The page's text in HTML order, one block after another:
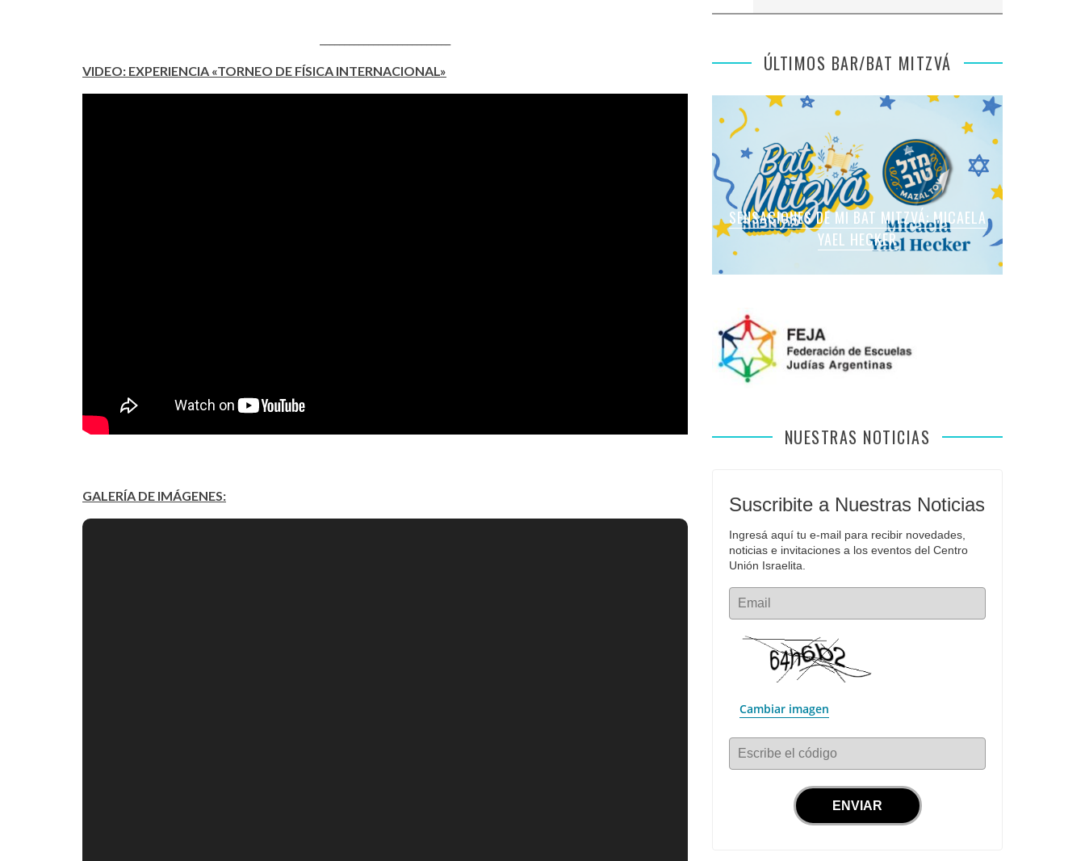
VIDEO: EXPERIENCIA «TORNEO DE FÍSICA INTERNACIONAL»
GALERÍA DE IMÁGENES:
ÚLTIMOS BAR/BAT MITZVÁ
SENSACIONES DE MI BAT MITZVÁ: MICAELA
YAEL HECKER
SENSACIONES DE MI BAT MITZVÁ: MARTINA
SOL LEVY
SENSACIONES DE MI BAT MITZVÁ: MICAELA
ROMANO APFELBAUM
SENSACIONES DE MI BAT MITZVÁ: VIOLETA
LIEBMAN
SENSACIONES EN MI BAR MITZVÁ: VITALI
GUIDA
NUESTRAS NOTICIAS
Suscribite a Nuestras Noticias
Ingresá aquí tu e-mail para recibir novedades,
noticias e invitaciones a los eventos del Centro
Unión Israelita.
Email
Cambiar imagen
Escribe el código